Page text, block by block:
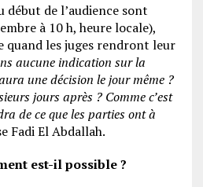
début de l’audience sont
à 10 h, heure locale),
quand les juges rendront leur
aucune indication sur la
une décision le jour même ?
jours après ? Comme c’est
de ce que les parties ont à
Fadi El Abdallah.
est-il possible ?